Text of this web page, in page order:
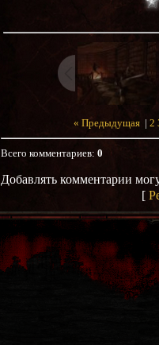
« Предыдущая | 2
Всего комментариев: 0
Добавлять комментарии
[